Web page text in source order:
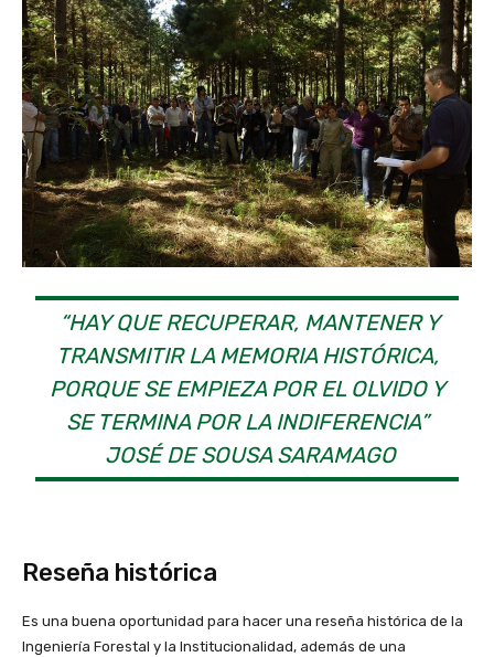
“HAY QUE RECUPERAR, MANTENER Y
TRANSMITIR LA MEMORIA HISTÓRICA,
PORQUE SE EMPIEZA POR EL OLVIDO Y
SE TERMINA POR LA INDIFERENCIA”
JOSÉ DE SOUSA SARAMAGO
Reseña histórica
Es una buena oportunidad para hacer una reseña histórica de la
Ingeniería Forestal y la Institucionalidad, además de una